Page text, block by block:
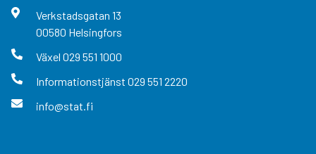
Verkstadsgatan 13
00580 Helsingfors
Växel 029 551 1000
Informationstjänst 029 551 2220
info@stat.fi